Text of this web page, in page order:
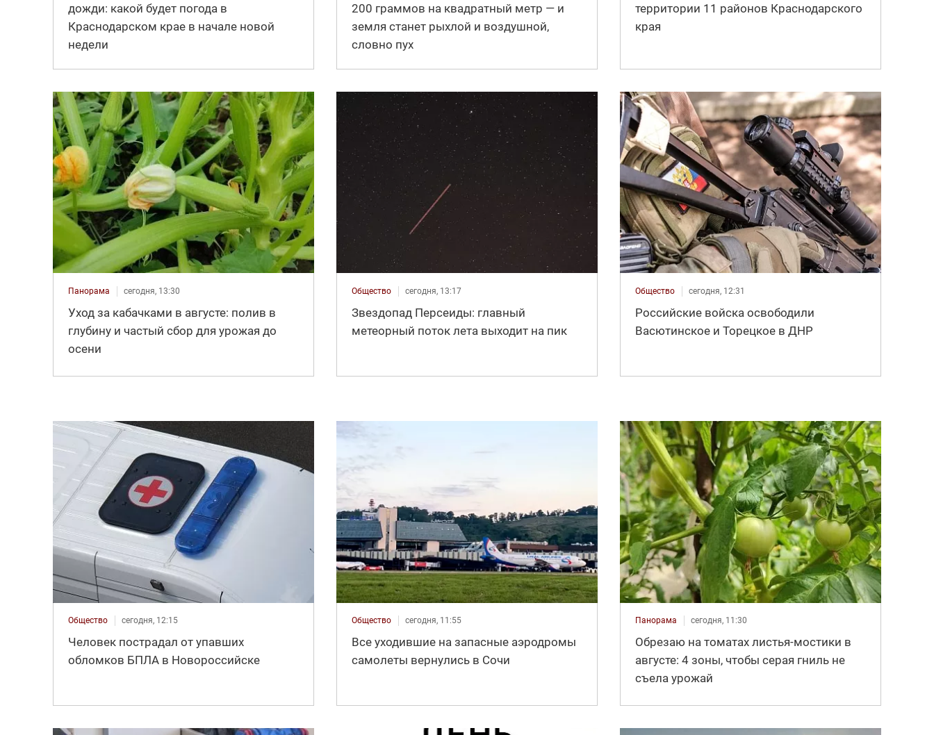
дожди: какой будет погода в
Краснодарском крае в начале новой
недели
200 граммов на квадратный метр — и
земля станет рыхлой и воздушной,
словно пух
территории 11 районов Краснодарского
края
Панорама сегодня, 13:30
Уход за кабачками в августе: полив в
глубину и частый сбор для урожая до
осени
Общество сегодня, 13:17
Звездопад Персеиды: главный
метеорный поток лета выходит на пик
Общество сегодня, 12:31
Российские войска освободили
Васютинское и Торецкое в ДНР
Общество сегодня, 12:15
Человек пострадал от упавших
обломков БПЛА в Новороссийске
Общество сегодня, 11:55
Все уходившие на запасные аэродромы
самолеты вернулись в Сочи
Панорама сегодня, 11:30
Обрезаю на томатах листья-мостики в
августе: 4 зоны, чтобы серая гниль не
съела урожай